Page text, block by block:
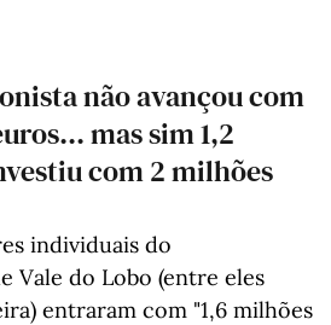
não avançou com
mas sim 1,2
com 2 milhões
individuais do
Vale do Lobo (entre eles
entraram com "1,6 milhões